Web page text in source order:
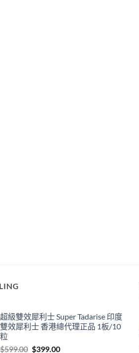
超級雙效犀利士 Super Tadarise 印度
雙效犀利士 香港總代理正品 1板/10
粒
$599.00 Original
$399.00Current